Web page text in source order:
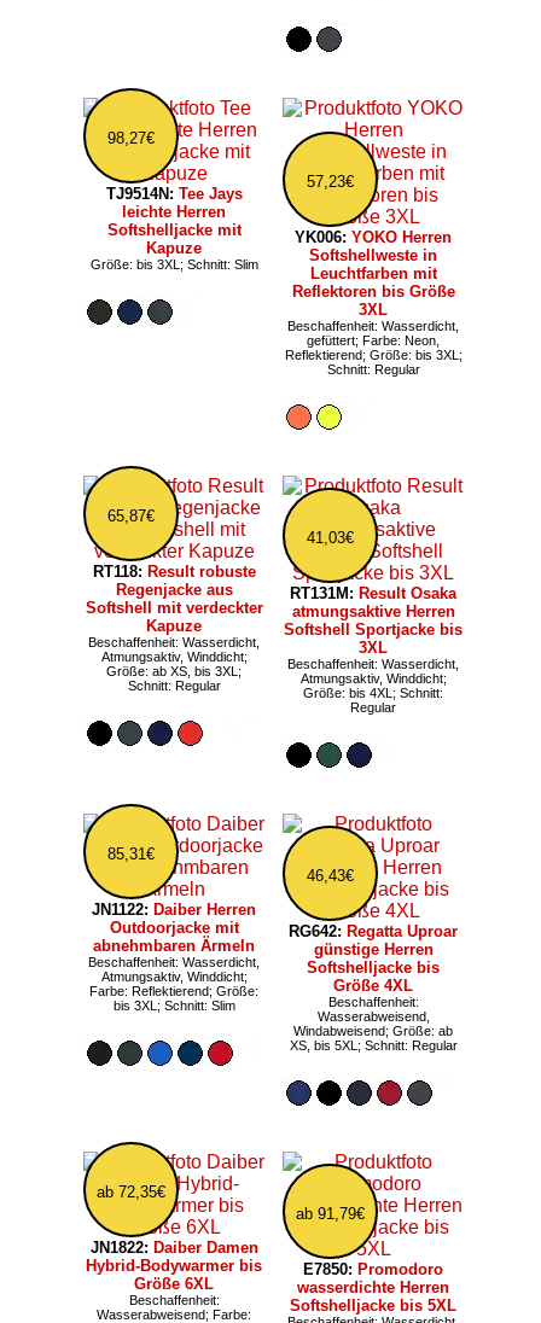
98,27€
TJ9514N: Tee Jays
leichte Herren
Softshelljacke mit
Kapuze
Größe: bis 3XL; Schnitt: Slim
57,23€
YK006: YOKO Herren
Softshellweste in
Leuchtfarben mit
Reflektoren bis Größe
3XL
Beschaffenheit: Wasserdicht,
gefüttert; Farbe: Neon,
Reflektierend; Größe: bis 3XL;
Schnitt: Regular
65,87€
RT118: Result robuste
Regenjacke aus
Softshell mit verdeckter
Kapuze
Beschaffenheit: Wasserdicht,
Atmungsaktiv, Winddicht;
Größe: ab XS, bis 3XL;
Schnitt: Regular
41,03€
RT131M: Result Osaka
atmungsaktive Herren
Softshell Sportjacke bis
3XL
Beschaffenheit: Wasserdicht,
Atmungsaktiv, Winddicht;
Größe: bis 4XL; Schnitt:
Regular
85,31€
JN1122: Daiber Herren
Outdoorjacke mit
abnehmbaren Ärmeln
Beschaffenheit: Wasserdicht,
Atmungsaktiv, Winddicht;
Farbe: Reflektierend; Größe:
bis 3XL; Schnitt: Slim
46,43€
RG642: Regatta Uproar
günstige Herren
Softshelljacke bis
Größe 4XL
Beschaffenheit:
Wasserabweisend,
Windabweisend; Größe: ab
XS, bis 5XL; Schnitt: Regular
ab 72,35€
JN1822: Daiber Damen
Hybrid-Bodywarmer bis
Größe 6XL
Beschaffenheit:
Wasserabweisend; Farbe:
ab 91,79€
E7850: Promodoro
wasserdichte Herren
Softshelljacke bis 5XL